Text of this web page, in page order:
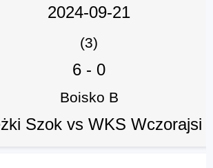
2024-09-21
(3)
6 - 0
Boisko B
Szok vs WKS Wczorajsi